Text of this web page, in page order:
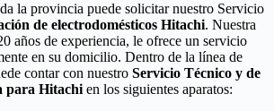
la provincia puede solicitar nuestro Servicio
de electrodomésticos Hitachi. Nuestra
años de experiencia, le ofrece un servicio
en su domicilio. Dentro de la línea de
contar con nuestro Servicio Técnico y de
para Hitachi en los siguientes aparatos: